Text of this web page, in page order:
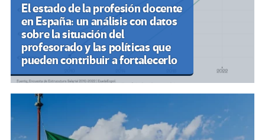
El estado de la profesión docente
en España: un análisis con datos
sobre la situación del
profesorado y las políticas que
pueden contribuir a fortalecerlo